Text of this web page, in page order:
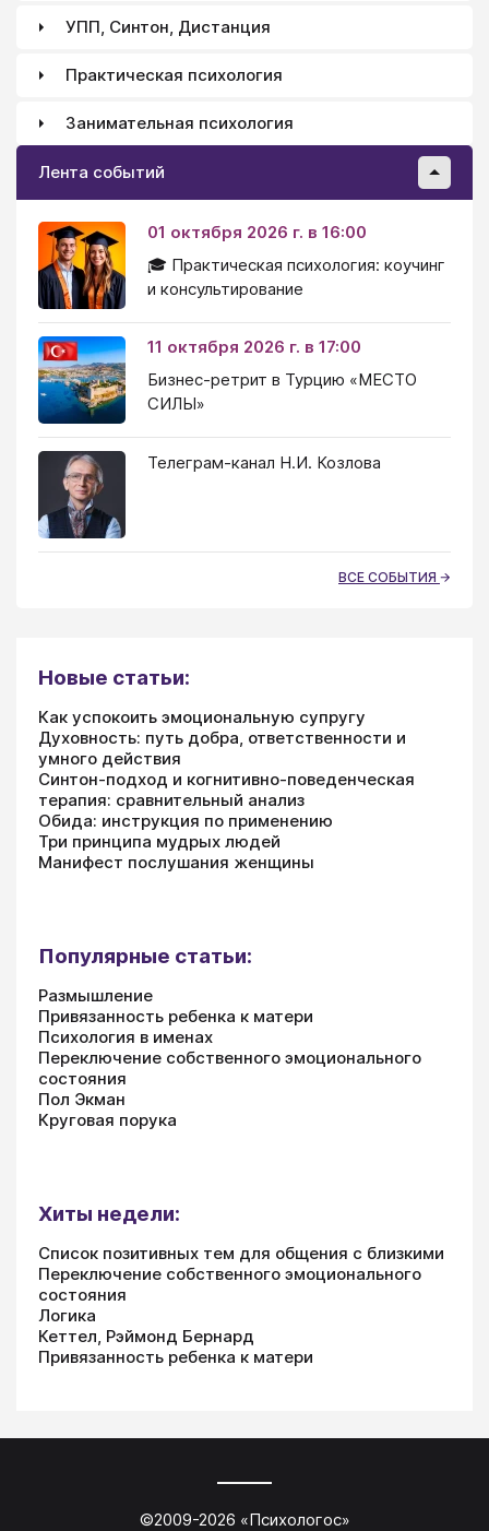
УПП, Синтон, Дистанция
Практическая психология
Занимательная психология
Лента событий
01 октября 2026 г. в 16:00
🎓 Практическая психология: коучинг
и консультирование
11 октября 2026 г. в 17:00
Бизнес-ретрит в Турцию «МЕСТО
СИЛЫ»
Телеграм-канал Н.И. Козлова
ВСЕ СОБЫТИЯ
Новые статьи:
Как успокоить эмоциональную супругу
Духовность: путь добра, ответственности и
умного действия
Синтон-подход и когнитивно-поведенческая
терапия: сравнительный анализ
Обида: инструкция по применению
Три принципа мудрых людей
Манифест послушания женщины
Популярные статьи:
Размышление
Привязанность ребенка к матери
Психология в именах
Переключение собственного эмоционального
состояния
Пол Экман
Круговая порука
Хиты недели:
Список позитивных тем для общения с близкими
Переключение собственного эмоционального
состояния
Логика
Кеттел, Рэймонд Бернард
Привязанность ребенка к матери
©2009-2026 «Психологос»